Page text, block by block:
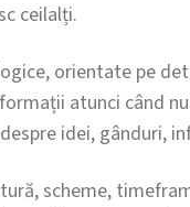
ceilalți.
orientate pe
atunci când
idei, gânduri,
scheme,